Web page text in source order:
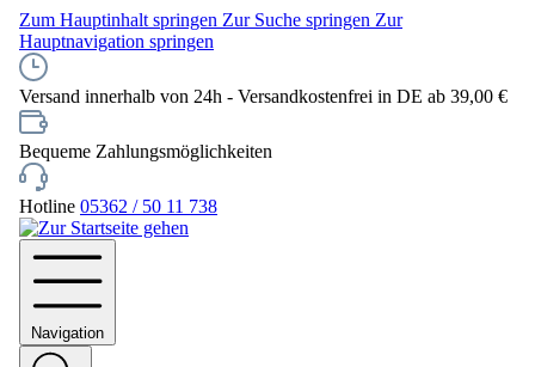
Zum Hauptinhalt springen Zur Suche springen Zur
Hauptnavigation springen
Versand innerhalb von 24h - Versandkostenfrei in DE ab 39,00 €
Bequeme Zahlungsmöglichkeiten
Hotline 05362 / 50 11 738
Navigation